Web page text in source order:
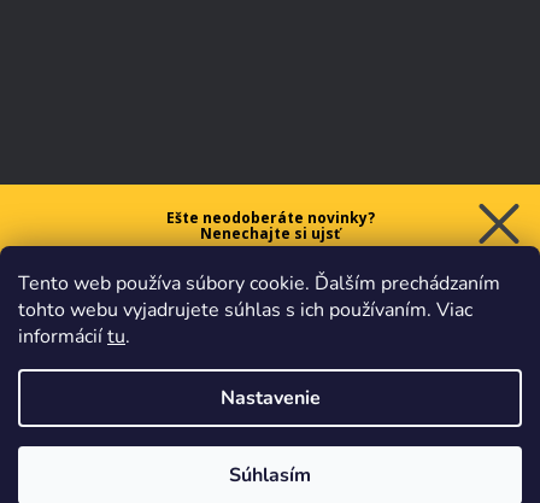
Tento web používa súbory cookie. Ďalším prechádzaním
tohto webu vyjadrujete súhlas s ich používaním. Viac
informáciítu.
Nastavenie
Súhlasím
Ešte neodoberáte novinky?
Nenechajte si ujsť
na prvý nákup nad 40 €.
Chcem zľavu
obchodnými podmienkami.